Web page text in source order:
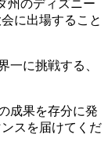
州のディズニー
に出場すること
一に挑戦する、
成果を存分に発
スを届けてくだ